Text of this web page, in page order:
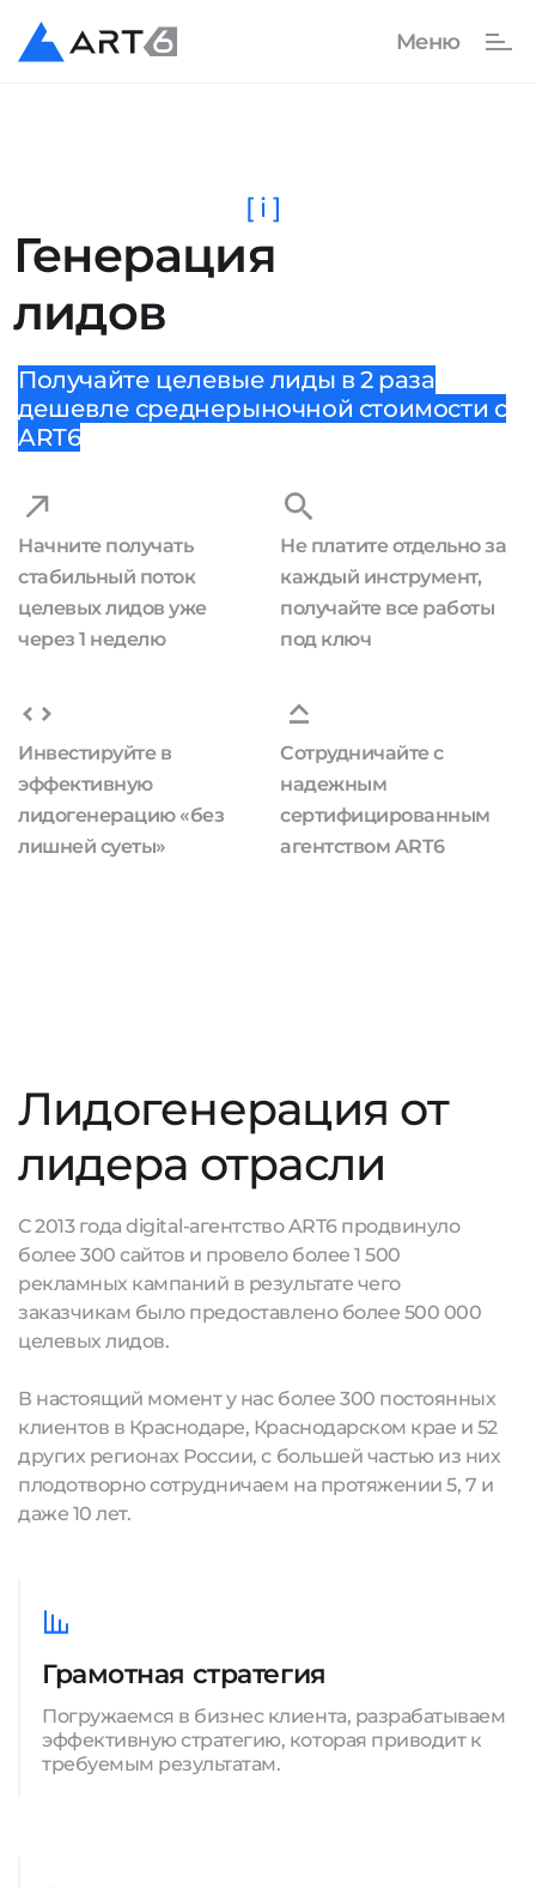
Генерация
лидов
[ i ]
Получайте целевые лиды в 2 раза
дешевле среднерыночной стоимости с
ART6
Начните получать
стабильный поток
целевых лидов уже
через 1 неделю
Не платите отдельно за
каждый инструмент,
получайте все работы
под ключ
Инвестируйте в
эффективную
лидогенерацию «без
лишней суеты»
Сотрудничайте с
надежным
сертифицированным
агентством ART6
Лидогенерация от
лидера отрасли
С 2013 года digital-агентство ART6 продвинуло
более 300 сайтов и провело более 1 500
рекламных кампаний в результате чего
заказчикам было предоставлено более 500 000
целевых лидов.
В настоящий момент у нас более 300 постоянных
клиентов в Краснодаре, Краснодарском крае и 52
других регионах России, с большей частью из них
плодотворно сотрудничаем на протяжении 5, 7 и
даже 10 лет.
Грамотная стратегия
Погружаемся в бизнес клиента, разрабатываем
эффективную стратегию, которая приводит к
требуемым результатам.